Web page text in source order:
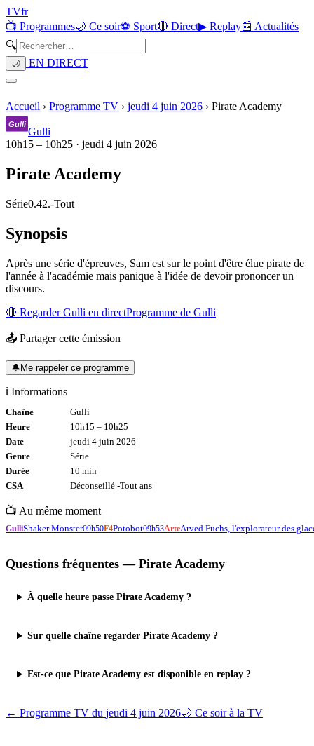
TVfr
📺 Programmes🌙 Ce soir⚽ Sport🔴 Direct▶ Replay📰 Actualités
🔍
🌙 EN DIRECT
Accueil › Programme TV › jeudi 4 juin 2026 › Pirate Academy
Gulli
10h15 – 10h25 · jeudi 4 juin 2026
Pirate Academy
Série0.42.-Tout
Synopsis
Après une série d'épreuves, Sam est sur le point d'être élue pirate de
l'année à l'académie mais panique à l'idée de devoir prononcer un
discours.
🔴 RegarderGulli en directProgramme de Gulli
📤 Partager cette émission
🔔Me rappeler ce programme
ℹ️ Informations
Chaîne
Gulli
Heure
10h15 – 10h25
Date
jeudi 4 juin 2026
Genre
Série
Durée
10 min
CSA
Déconseillé -Tout ans
📺 Au même moment
GulliShaker Monster09h50F4Potobot09h53ArteArved Fuchs, l'explorateur des
Questions fréquentes — Pirate Academy
À quelle heure passe Pirate Academy ?
Sur quelle chaîne regarder Pirate Academy ?
Est-ce que Pirate Academy est disponible en replay ?
← Programme TV du jeudi 4 juin 2026🌙 Ce soir à la TV